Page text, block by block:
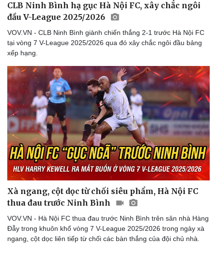
CLB Ninh Bình hạ gục Hà Nội FC, xây chắc ngôi
đầu V-League 2025/2026
VOV.VN - CLB Ninh Bình giành chiến thắng 2-1 trước Hà Nội FC
tại vòng 7 V-League 2025/2026 qua đó xây chắc ngôi đầu bảng
xếp hạng.
Xà ngang, cột dọc từ chối siêu phẩm, Hà Nội FC
thua đau trước Ninh Bình
VOV.VN - Hà Nội FC thua đau trước Ninh Bình trên sân nhà Hàng
Đẫy trong khuôn khổ vòng 7 V-League 2025/2026 trong ngày xà
ngang, cột dọc liên tiếp từ chối các bàn thắng của đội chủ nhà.